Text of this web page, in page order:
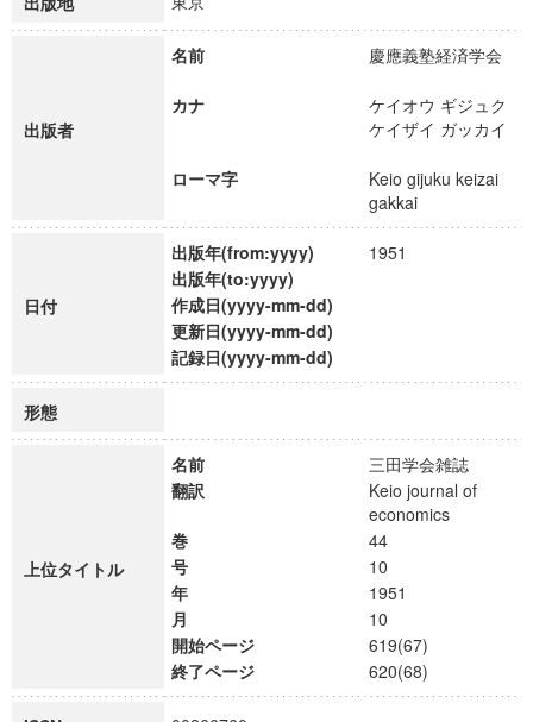
出版者
名前 慶應義塾経済学会
カナ
ケイオウ ギジュク
ケイザイ ガッカイ
ローマ字
Keio gijuku keizai
gakkai
日付
出版年(from:yyyy)
1951
出版年(to:yyyy)
作成日(yyyy-mm-dd)
更新日(yyyy-mm-dd)
記録日(yyyy-mm-dd)
形態
上位タイトル
名前
三田学会雑誌
翻訳
Keio journal of
economics
巻
44
号
10
年
1951
月
10
開始ページ
619(67)
終了ページ
620(68)